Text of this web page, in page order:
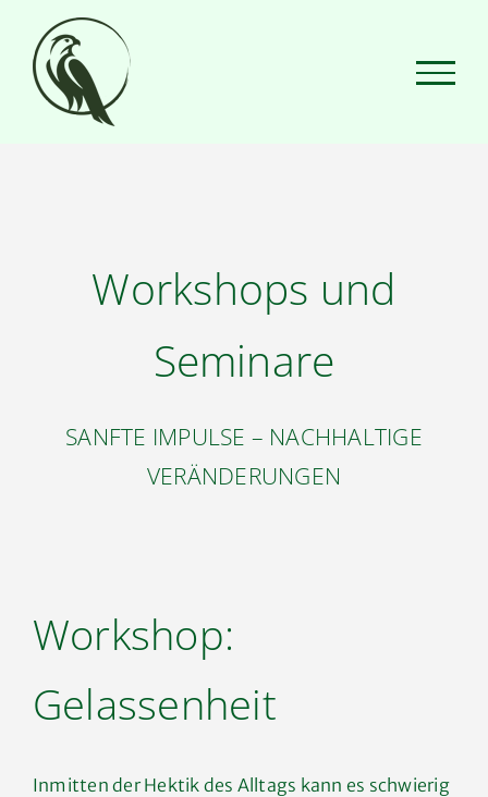
Inhalt
springen
Workshops und
Seminare
SANFTE IMPULSE – NACHHALTIGE
VERÄNDERUNGEN
Workshop:
Gelassenheit
Inmitten der Hektik des Alltags kann es schwierig